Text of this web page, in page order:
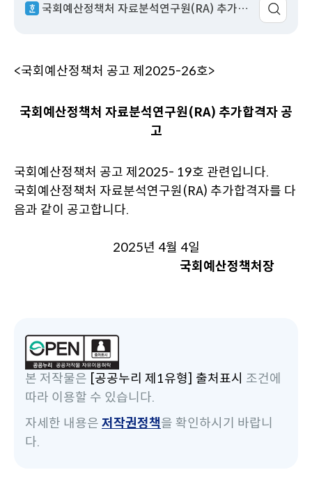
국회예산정책처 자료분석연구원(RA) 추가합격자 공고.hwp
<국회예산정책처 공고 제2025-26호>
국회예산정책처 자료분석연구원(RA) 추가합격자 공
고
국회예산정책처 공고 제2025- 19호 관련입니다.
국회예산정책처 자료분석연구원(RA) 추가합격자를 다
음과 같이 공고합니다.
2025년 4월 4일
국회예산정책처장
본 저작물은 [공공누리 제1유형] 출처표시 조건에
따라 이용할 수 있습니다.
자세한 내용은 저작권정책을 확인하시기 바랍니
다.